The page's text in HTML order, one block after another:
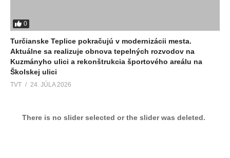
0
Turčianske Teplice pokračujú v modernizácii mesta.
Aktuálne sa realizuje obnova tepelných rozvodov na
Kuzmányho ulici a rekonštrukcia športového areálu na
Školskej ulici
TVT 24. JÚLA 2026
There is no slider selected or the slider was deleted.